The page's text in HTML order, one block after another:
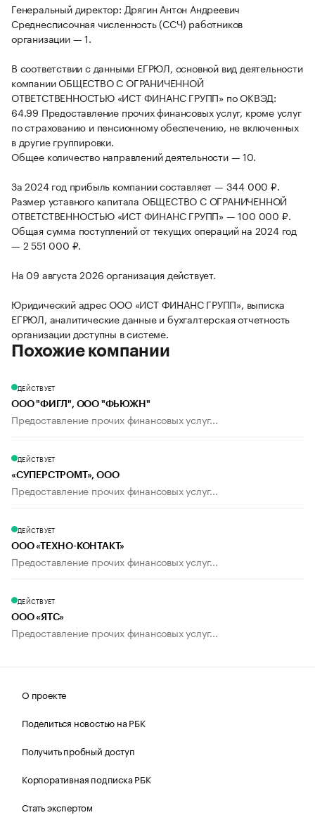
Генеральный директор: Дрягин Антон Андреевич
Среднесписочная численность (ССЧ) работников
организации — 1.
В соответствии с данными ЕГРЮЛ, основной вид деятельности
компании ОБЩЕСТВО С ОГРАНИЧЕННОЙ
ОТВЕТСТВЕННОСТЬЮ «ИСТ ФИНАНС ГРУПП» по ОКВЭД:
64.99 Предоставление прочих финансовых услуг, кроме услуг
по страхованию и пенсионному обеспечению, не включенных
в другие группировки.
Общее количество направлений деятельности — 10.
За 2024 год прибыль компании составляет — 344 000 ₽.
Размер уставного капитала ОБЩЕСТВО С ОГРАНИЧЕННОЙ
ОТВЕТСТВЕННОСТЬЮ «ИСТ ФИНАНС ГРУПП» — 100 000 ₽.
Общая сумма поступлений от текущих операций на 2024 год
— 2 551 000 ₽.
На 09 августа 2026 организация действует.
Юридический адрес ООО «ИСТ ФИНАНС ГРУПП», выписка
ЕГРЮЛ, аналитические данные и бухгалтерская отчетность
организации доступны в системе.
Похожие компании
ДЕЙСТВУЕТ
ООО "ФИГЛ", ООО "ФЬЮЖН"
Предоставление прочих финансовых услуг...
ДЕЙСТВУЕТ
«СУПЕРСТРОМТ», ООО
Предоставление прочих финансовых услуг...
ДЕЙСТВУЕТ
ООО «ТЕХНО-КОНТАКТ»
Предоставление прочих финансовых услуг...
ДЕЙСТВУЕТ
ООО «ЯТС»
Предоставление прочих финансовых услуг...
О проекте
Поделиться новостью на РБК
Получить пробный доступ
Корпоративная подписка РБК
Стать экспертом